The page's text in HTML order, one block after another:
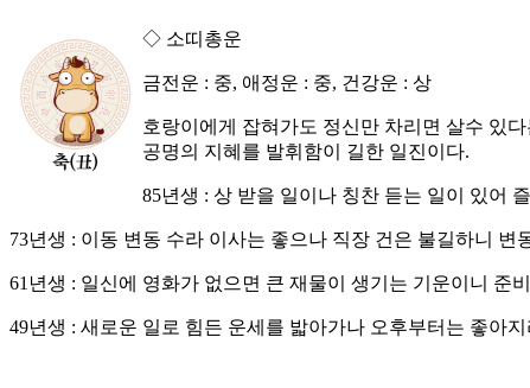
◇ 소띠총운
금전운 : 중, 애정운 : 중, 건강운 : 상
호랑이에게 잡혀가도 정신만 차리면 살수 있
공명의 지혜를 발휘함이 길한 일진이다.
85년생 : 상 받을 일이나 칭찬 듣는 일이 있어
73년생 : 이동 변동 수라 이사는 좋으나 직장 건은 불길하니 변
61년생 : 일신에 영화가 없으면 큰 재물이 생기는 기운이니 준
49년생 : 새로운 일로 힘든 운세를 밟아가나 오후부터는 좋아지